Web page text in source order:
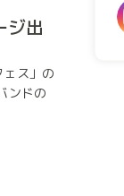
出
ス」の
ンドの